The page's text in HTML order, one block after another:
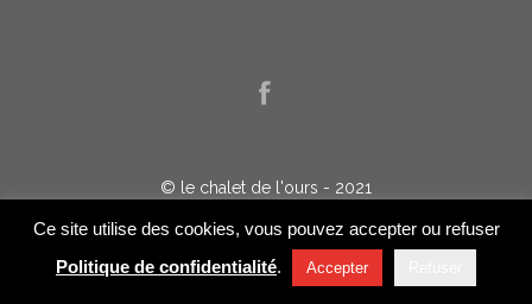
© le chalet de l'ours - 2021
Réalisation : Jelakart
Ce site utilise des cookies, vous pouvez accepter ou refuser
Politique de confidentialité. Accepter